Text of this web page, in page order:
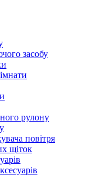
засобу
рулону
повітря
щіток